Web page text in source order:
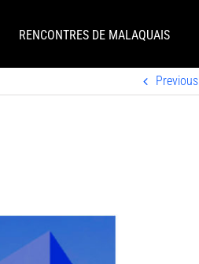
RENCONTRES DE MALAQUAIS
Previous